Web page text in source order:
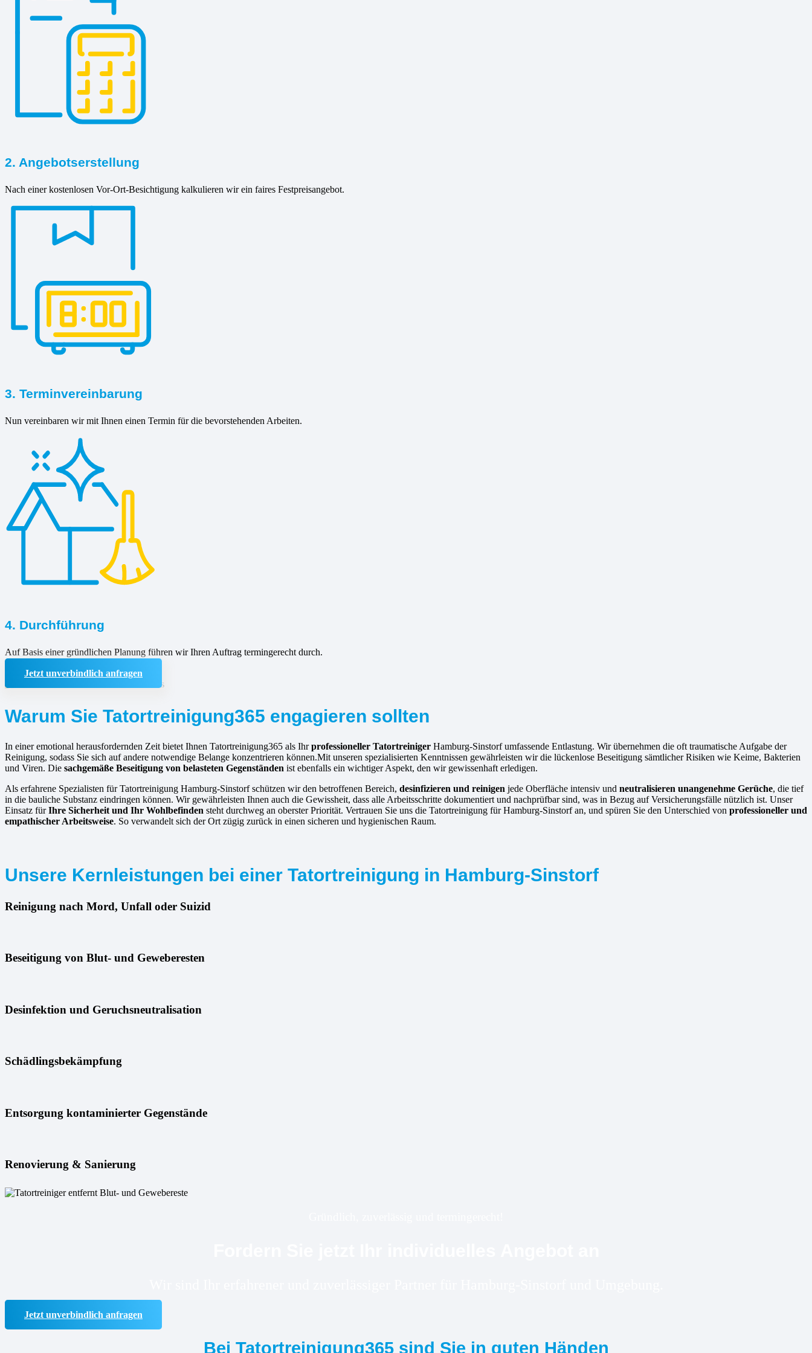
2. Angebotserstellung
Nach einer kostenlosen Vor-Ort-Besichtigung kalkulieren wir ein faires Festpreisangebot.
3. Terminvereinbarung
Nun vereinbaren wir mit Ihnen einen Termin für die bevorstehenden Arbeiten.
4. Durchführung
Auf Basis einer gründlichen Planung führen wir Ihren Auftrag termingerecht durch.
Jetzt unverbindlich anfragen
Warum Sie Tatortreinigung365 engagieren sollten
In einer emotional herausfordernden Zeit bietet Ihnen Tatortreinigung365 als Ihrprofessioneller Tatortreiniger Hamburg-Sinstorf umfassende Entlastung. Wir übernehmen die oft traumatische Aufgabe der
Reinigung, sodass Sie sich auf andere notwendige Belange konzentrieren können.Mit unseren spezialisierten Kenntnissen gewährleisten wir die lückenlose Beseitigung sämtlicher Risiken wie Keime, Bakterien
und Viren. Die sachgemäße Beseitigung von belasteten Gegenständen ist ebenfalls ein wichtiger Aspekt, den wir gewissenhaft erledigen.
Als erfahrene Spezialisten für Tatortreinigung Hamburg-Sinstorf schützen wir den betroffenen Bereich, desinfizieren und reinigen jede Oberfläche intensiv und neutralisieren unangenehme Gerüche, die tief
in die bauliche Substanz eindringen können. Wir gewährleisten Ihnen auch die Gewissheit, dass alle Arbeitsschritte dokumentiert und nachprüfbar sind, was in Bezug auf Versicherungsfälle nützlich ist. Unser
Einsatz fürIhre Sicherheit und Ihr Wohlbefinden steht durchweg an oberster Priorität. Vertrauen Sie uns die Tatortreinigung für Hamburg-Sinstorf an, und spüren Sie den Unterschied von professioneller und
empathischer Arbeitsweise. So verwandelt sich der Ort zügig zurück in einen sicheren und hygienischen Raum.
Unsere Kernleistungen bei einer Tatortreinigung in Hamburg-Sinstorf
Reinigung nach Mord, Unfall oder Suizid
Beseitigung von Blut- und Geweberesten
Desinfektion und Geruchsneutralisation
Schädlingsbekämpfung
Entsorgung kontaminierter Gegenstände
Renovierung & Sanierung
Jetzt unverbindlich anfragen
Bei Tatortreinigung365 sind Sie in guten Händen